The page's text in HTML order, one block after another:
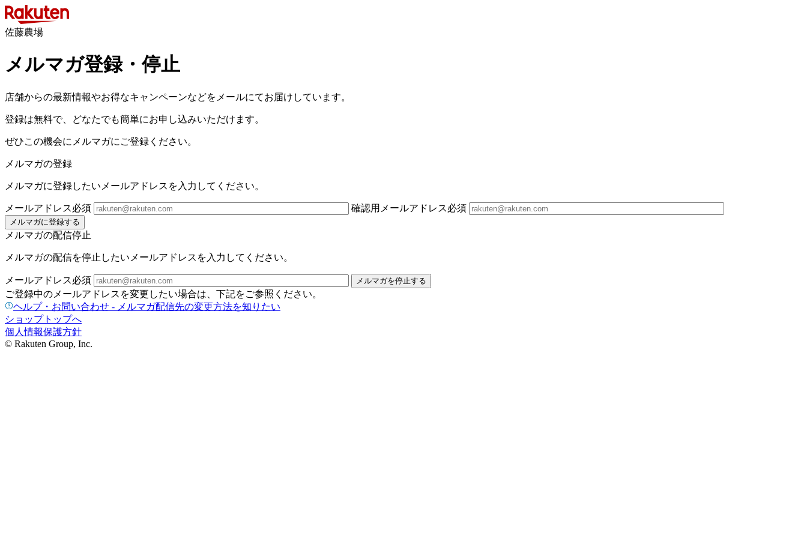
佐藤農場
メルマガ登録・停止
店舗からの最新情報やお得なキャンペーンなどをメールにてお届けしています。
登録は無料で、どなたでも簡単にお申し込みいただけます。
ぜひこの機会にメルマガにご登録ください。
メルマガの登録
メルマガに登録したいメールアドレスを入力してください。
メールアドレス必須 確認用メールアドレス必須
メルマガに登録する
メルマガの配信停止
メルマガの配信を停止したいメールアドレスを入力してください。
メールアドレス必須 メルマガを停止する
ご登録中のメールアドレスを変更したい場合は、下記をご参照ください。
ヘルプ・お問い合わせ - メルマガ配信先の変更方法を知りたい
ショップトップへ
個人情報保護方針
© Rakuten Group, Inc.